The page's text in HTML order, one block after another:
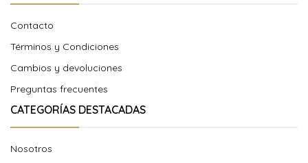
Contacto
Términos y Condiciones
Cambios y devoluciones
Preguntas frecuentes
CATEGORÍAS DESTACADAS
Nosotros